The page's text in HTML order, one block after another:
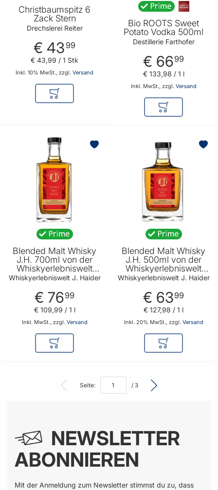
Christbaumspitz 6
Zack Stern
Drechslerei Reiter
€ 43 99
Inkl. 10% MwSt., zzgl. Versand
€ 43,99 / 1 Stk
In den Warenkorb
Bio ROOTS Sweet
Potato Vodka 500ml
Destillerie Farthofer
€ 6699
Inkl. MwSt., zzgl. Versand
€ 133,98 / 1 l
In den
Blended Malt Whisky
J.H. 700ml von der
Whiskyerlebniswelt
Haider
Whiskyerlebniswelt J. Haider
€ 7699
Inkl. MwSt., zzgl. Versand
€ 109,99 / 1 l
In den Warenkorb
Blended Malt Whisky
J.H. 500ml von der
Whiskyerlebniswelt
Haider
Whiskyerlebniswelt J. Haider
€ 6399
Inkl. 20% MwSt., zzgl. Versand
€ 127,98 / 1 l
In den
Seite: / 3
NEWSLETTER
ABONNIEREN
Mit der Anmeldung zum Newsletter stimmst du zu, dass